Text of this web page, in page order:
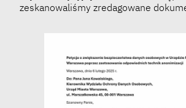
zeskanowaliśmy zredagowane